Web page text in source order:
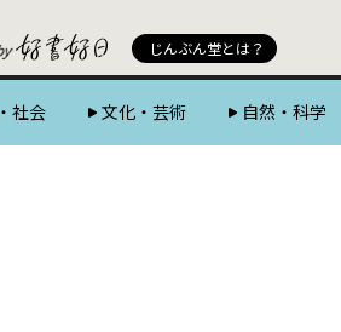
じんぶん堂とは？
社会 文化・芸術 自然・科学